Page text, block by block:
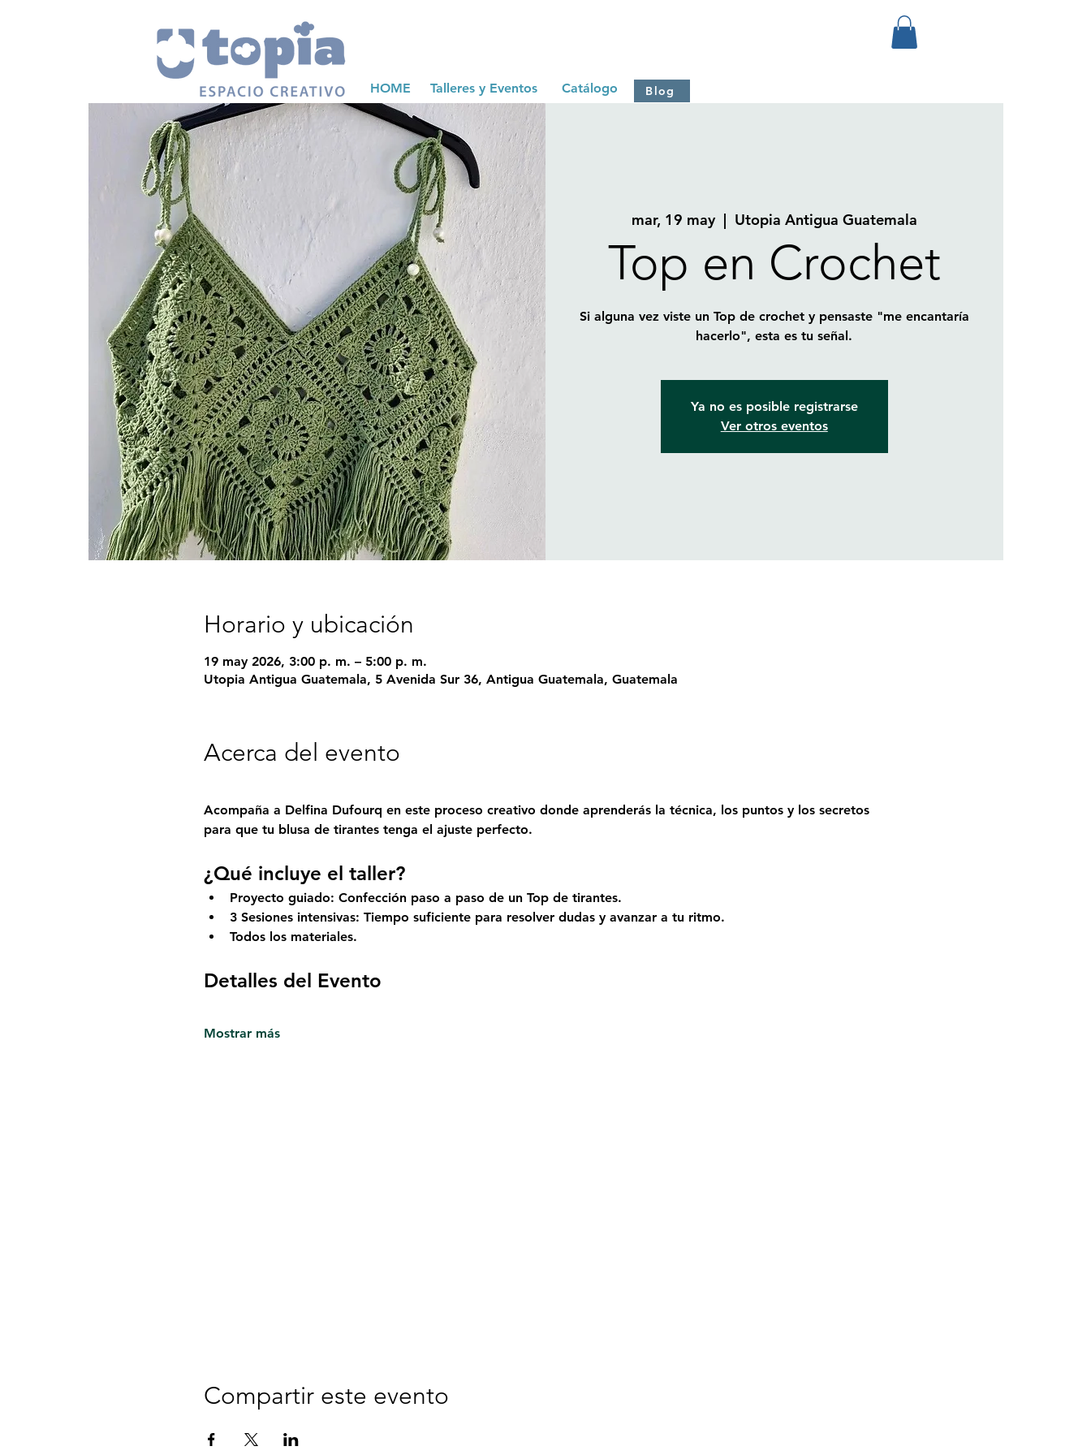
HOME Talleres y Eventos Catálogo Blog
mar, 19 may
  |
Utopia Antigua Guatemala
Top en Crochet
Si alguna vez viste un Top de crochet y pensaste "me encantaría
hacerlo", esta es tu señal.
Ya no es posible registrarse
Ver otros eventos
Horario y ubicación
19 may 2026, 3:00 p. m. – 5:00 p. m.
Utopia Antigua Guatemala, 5 Avenida Sur 36, Antigua Guatemala, Guatemala
Acerca del evento
Acompaña a Delfina Dufourq en este proceso creativo donde aprenderás la técnica, los puntos y los secretos
para que tu blusa de tirantes tenga el ajuste perfecto.
¿Qué incluye el taller?
Proyecto guiado: Confección paso a paso de un Top de tirantes.
3 Sesiones intensivas: Tiempo suficiente para resolver dudas y avanzar a tu ritmo.
Todos los materiales.
Detalles del Evento
Mostrar más
Compartir este evento